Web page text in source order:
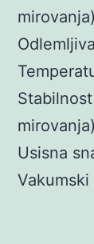
mirovanja)
mirovanja)
Usisna